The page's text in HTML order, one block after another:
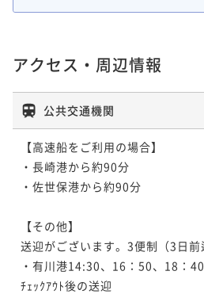
アクセス・周辺情報
公共交通機関
【高速船をご利用の場合】
・長崎港から約90分
・佐世保港から約90分
【その他】
送迎がございます。3便制（3日前
・有川港14:30、16：50、18：
ﾁｪｯｸｱｳﾄ後の送迎